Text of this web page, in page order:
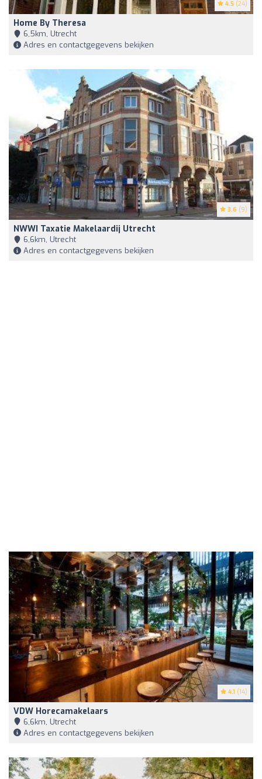
4.5 (24)
Home By Theresa
6,5km, Utrecht
Adres en contactgegevens bekijken
3.6 (9)
NWWI Taxatie Makelaardij Utrecht
6,6km, Utrecht
Adres en contactgegevens bekijken
4.1 (14)
VDW Horecamakelaars
6,6km, Utrecht
Adres en contactgegevens bekijken